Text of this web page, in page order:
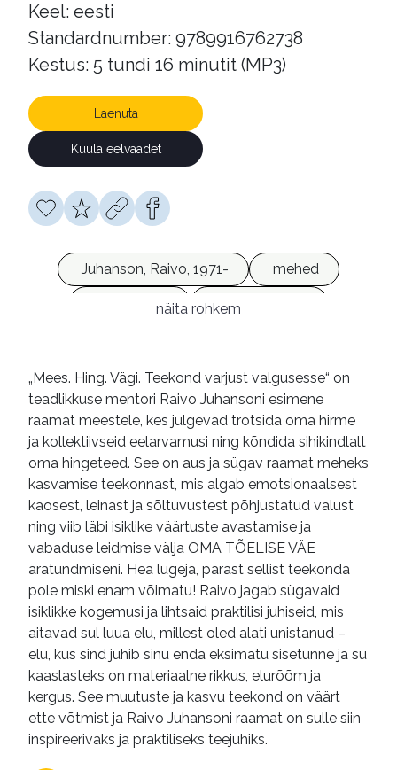
Keel: eesti
Standardnumber: 9789916762738
Kestus: 5 tundi 16 minutit (MP3)
Laenuta
Kuula eelvaadet
Juhanson, Raivo, 1971-
mehed
teadvelolek
eelarvamused
enesearendamine
läbipõlemine (psühholoogia)
kogemuslood
autobiograafiad
mälestused
käsiraamatud
heliraamatud
võrguväljaanded
näita rohkem
„Mees. Hing. Vägi. Teekond varjust valgusesse“ on
teadlikkuse mentori Raivo Juhansoni esimene
raamat meestele, kes julgevad trotsida oma hirme
ja kollektiivseid eelarvamusi ning kõndida sihikindlalt
oma hingeteed. See on aus ja sügav raamat meheks
kasvamise teekonnast, mis algab emotsionaalsest
kaosest, leinast ja sõltuvustest põhjustatud valust
ning viib läbi isiklike väärtuste avastamise ja
vabaduse leidmise välja OMA TÕELISE VÄE
äratundmiseni. Hea lugeja, pärast sellist teekonda
pole miski enam võimatu! Raivo jagab sügavaid
isiklikke kogemusi ja lihtsaid praktilisi juhiseid, mis
aitavad sul luua elu, millest oled alati unistanud –
elu, kus sind juhib sinu enda eksimatu sisetunne ja su
kaaslasteks on materiaalne rikkus, elurõõm ja
kergus. See muutuste ja kasvu teekond on väärt
ette võtmist ja Raivo Juhansoni raamat on sulle siin
inspireerivaks ja praktiliseks teejuhiks.